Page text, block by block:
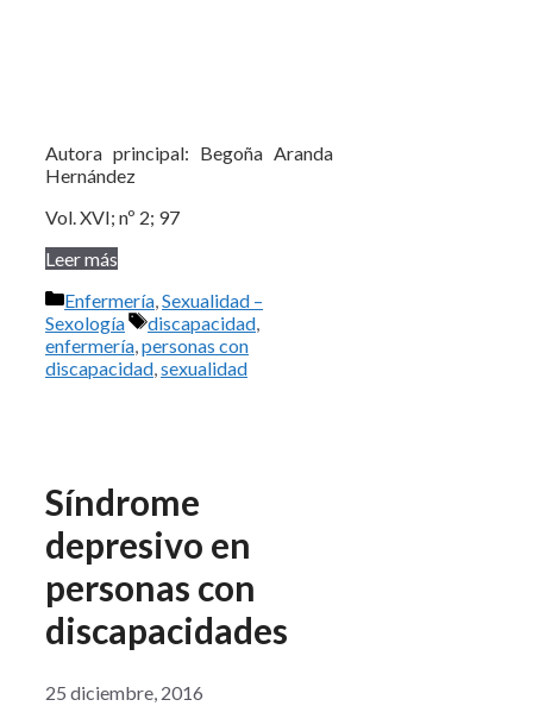
Autora principal: Begoña Aranda
Hernández
Vol. XVI; nº 2; 97
Leer más
Categorías
Enfermería,Sexualidad –
Sexología
Etiquetas
discapacidad,
enfermería,personas con
discapacidad,sexualidad
Síndrome
depresivo en
personas con
discapacidades
25 diciembre, 2016